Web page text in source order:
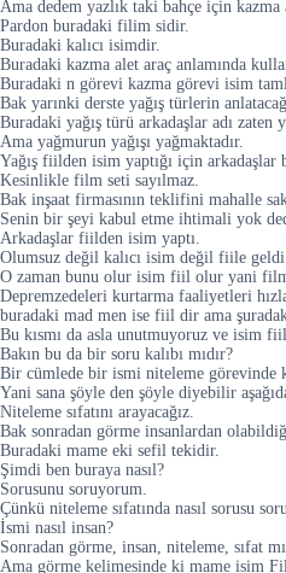
Ama dedem yazlık taki bahçe için
Pardon buradaki filim sidir.
Buradaki kalıcı isimdir.
Buradaki kazma alet araç anlamında
Buradaki n görevi kazma görevi isim
Bak yarınki derste yağış türlerin
Buradaki yağış türü arkadaşlar adı
Ama yağmurun yağışı yağmaktadır.
Yağış fiilden isim yaptığı için
Kesinlikle film seti sayılmaz.
Bak inşaat firmasının teklifini mahalle
Senin bir şeyi kabul etme ihtimali yok
Arkadaşlar fiilden isim yaptı.
Olumsuz değil kalıcı isim değil fiile
O zaman bunu olur isim fiil olur yani
Depremzedeleri kurtarma faaliyetleri
buradaki mad men ise fiil dir ama
Bu kısmı da asla unutmuyoruz ve isim
Bakın bu da bir soru kalıbı mıdır?
Bir cümlede bir ismi niteleme görevinde
Yani sana şöyle den şöyle diyebilir
Niteleme sıfatını arayacağız.
Bak sonradan görme insanlardan
Buradaki mame eki sefil tekidir.
Şimdi ben buraya nasıl?
Sorusunu soruyorum.
Çünkü niteleme sıfatında nasıl sorusu
İsmi nasıl insan?
Sonradan görme, insan, niteleme, sıfat
Ama görme kelimesinde ki mame isim